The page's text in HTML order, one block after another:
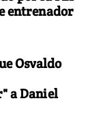
entrenador
Osvaldo
a Daniel